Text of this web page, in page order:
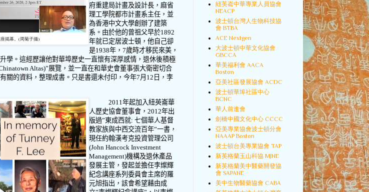
揭幕。(周菊子攝)
府重建局計畫及設計長，麻省
理工學院都市計畫系主任，並
為香港中文大學創辦了建築
系。由於他的曾祖父早於1892
年就已定居波士頓，他自己卻
是1938年， 7歲時才移民來美，
學。這經歷讓他對華埠歷史一直懷有深厚感情，退休後積極
Altas)”展覽，並一直在和華史會董事張大衛密切合
關的資料，整理成書。只是書還未付印，今年7月 12 日，李
2011 年起加入紐英崙華
人歷史協會董事會， 2012年出
版過”東成西就: 七個華人基督
教家族與中西交流百年”一書，
現任約翰漢考克投資管理公司
(John Hancock Investment
Management)機構及退休產品
發展主管，發起並擔任李燦輝
紀念講座系列委員會主席的羅
元旭指出，該會希望藉由成
紐英崙中華專業人員協會
NEACP
波士頓台灣人生物科技協
會 BTBA
ACE Nextgen
大波士頓中華文化協會
GBCCA
華美福利會 AACA
Boston
亞美社區發展協會 ACDC
波士頓華埠社區中心
BCNC
華人前進會
劍橋中國文化中心 CCCC
亞美專業協會波士頓分會
NAAAP Boston
波士頓台美專業協會 TAP
新英格蘭玉山科協 MJNE
新英格蘭美中醫藥開發協
會 SAPANE
美中生物醫藥協會 CABA